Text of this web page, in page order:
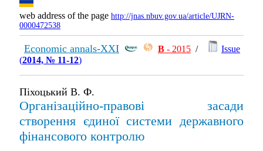
web address of the page http://jnas.nbuv.gov.ua/article/UJRN-
0000472538
Economic annals-XXI В - 2015 /
Issue
(2014, № 11-12)
Піхоцький В. Ф.
Організаційно-правові засади
створення єдиної системи державного
фінансового контролю